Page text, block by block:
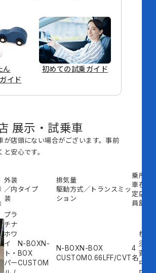
ん
イド
初めての試乗ガイド
展示・試乗車
店頭にない場合がございます。事前
安心です。
外装
／内
装
タイプ
排気量
駆動方式／トランスミッ
ション
乗
車
定
員
所
在
店
舗
プラ
チナ
ホワ
イ
ト・
パー
N-BOXN-
BOX
CUSTOM
N-BOXN-BOX
CUSTOM0.66LFF/CVT
4
名
横
須
賀
中